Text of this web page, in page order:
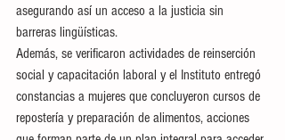
asegurando así un acceso a la justicia sin
barreras lingüísticas.
Además, se verificaron actividades de reinserción
social y capacitación laboral y el Instituto entregó
constancias a mujeres que concluyeron cursos de
repostería y preparación de alimentos, acciones